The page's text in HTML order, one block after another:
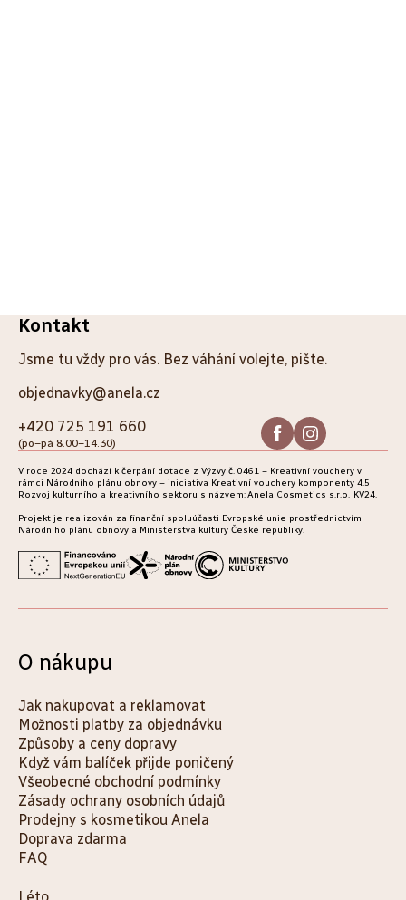
Kontakt
Jsme tu vždy pro vás. Bez váhání volejte, pište.
objednavky@anela.cz
+420 725 191 660
(po–pá 8.00–14.30)
V roce 2024 dochází k čerpání dotace z Výzvy č. 0461 – Kreativní vouchery v
rámci Národního plánu obnovy – iniciativa Kreativní vouchery komponenty 4.5
Rozvoj kulturního a kreativního sektoru s názvem: Anela Cosmetics s.r.o._KV24.
Projekt je realizován za finanční spoluúčasti Evropské unie prostřednictvím
Národního plánu obnovy a Ministerstva kultury České republiky.
O nákupu
Jak nakupovat a reklamovat
Možnosti platby za objednávku
Způsoby a ceny dopravy
Když vám balíček přijde poničený
Všeobecné obchodní podmínky
Zásady ochrany osobních údajů
Prodejny s kosmetikou Anela
Doprava zdarma
FAQ